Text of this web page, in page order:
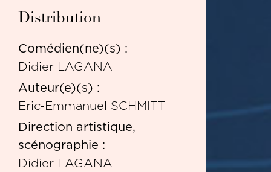
Distribution
Comédien(ne)(s) :
Didier LAGANA
Auteur(e)(s) :
Eric-Emmanuel SCHMITT
Direction artistique,
scénographie :
Didier LAGANA